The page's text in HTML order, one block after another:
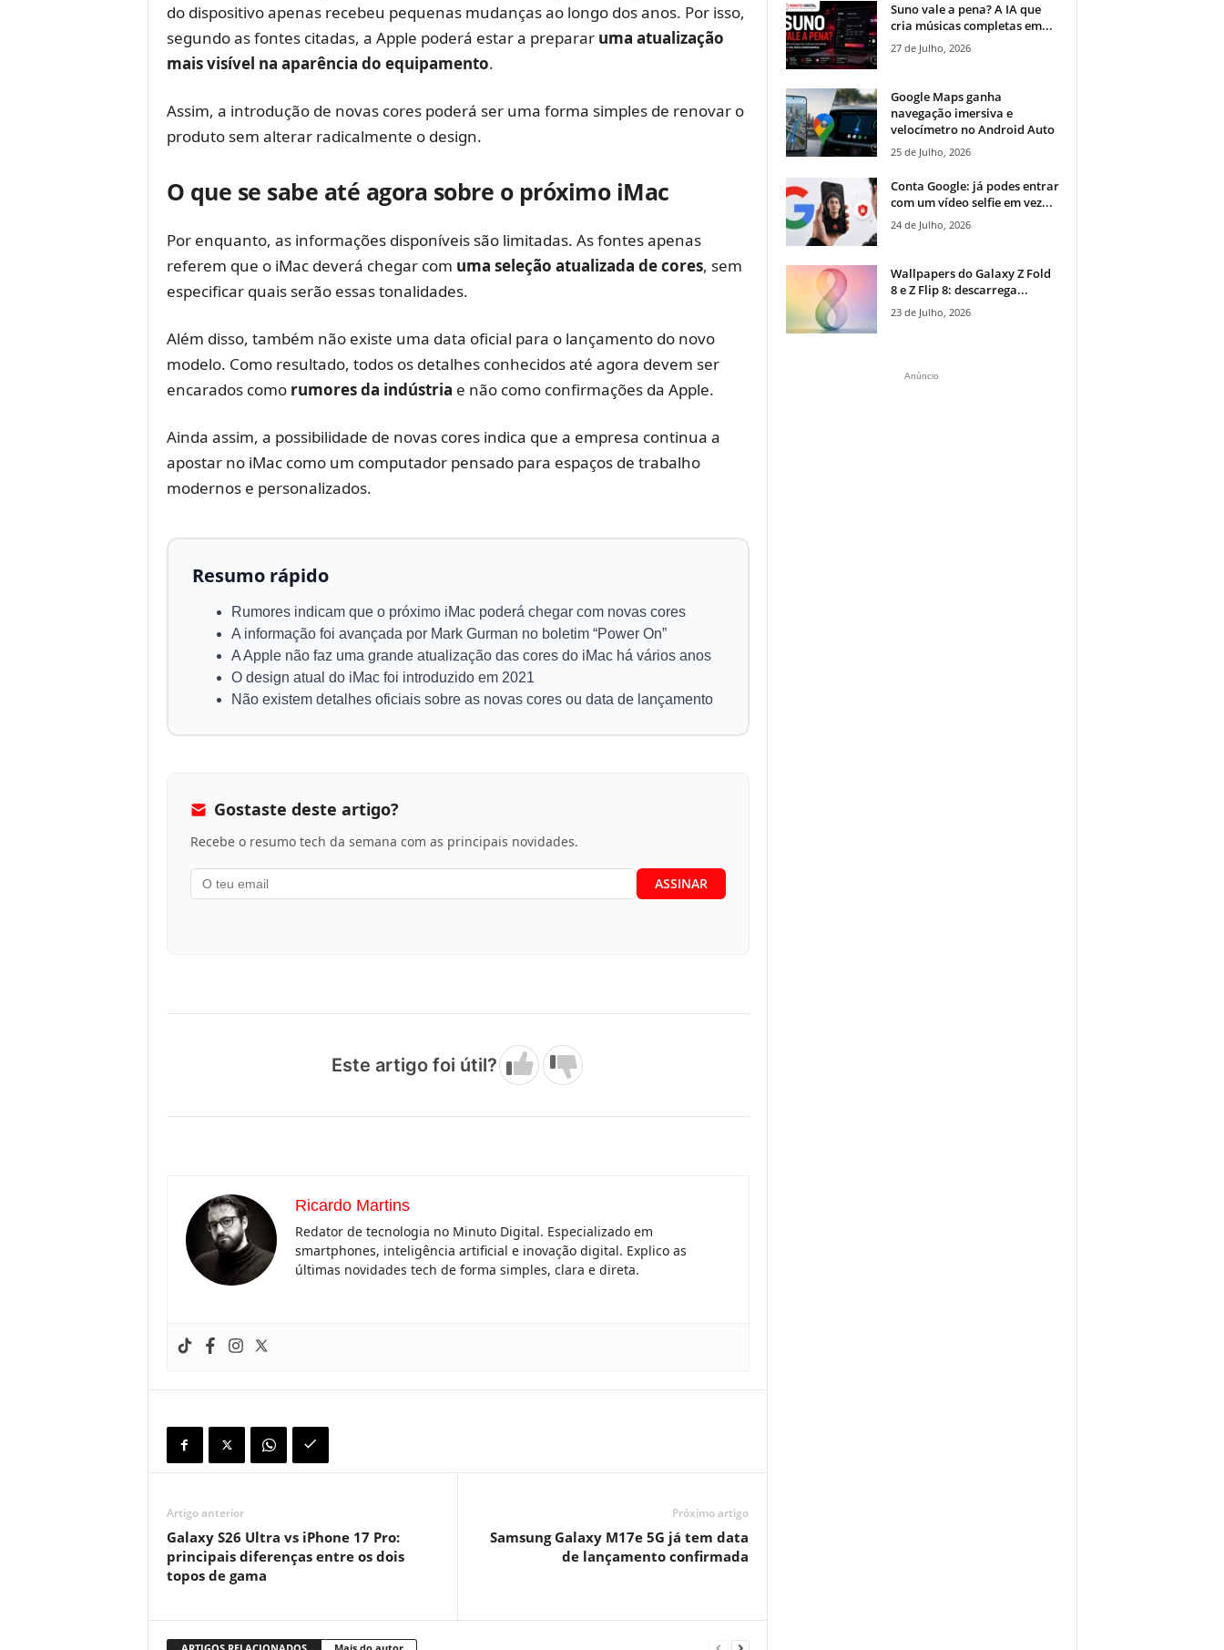
do dispositivo apenas recebeu pequenas mudanças ao longo dos anos. Por isso,
segundo as fontes citadas, a Apple poderá estar a preparar uma atualização
mais visível na aparência do equipamento.
Assim, a introdução de novas cores poderá ser uma forma simples de renovar o
produto sem alterar radicalmente o design.
O que se sabe até agora sobre o próximo iMac
Por enquanto, as informações disponíveis são limitadas. As fontes apenas
referem que o iMac deverá chegar com uma seleção atualizada de cores, sem
especificar quais serão essas tonalidades.
Além disso, também não existe uma data oficial para o lançamento do novo
modelo. Como resultado, todos os detalhes conhecidos até agora devem ser
encarados como rumores da indústria e não como confirmações da Apple.
Ainda assim, a possibilidade de novas cores indica que a empresa continua a
apostar no iMac como um computador pensado para espaços de trabalho
modernos e personalizados.
Resumo rápido
Rumores indicam que o próximo iMac poderá chegar com novas cores
A informação foi avançada por Mark Gurman no boletim “Power On”
A Apple não faz uma grande atualização das cores do iMac há vários anos
O design atual do iMac foi introduzido em 2021
Não existem detalhes oficiais sobre as novas cores ou data de lançamento
Gostaste deste artigo?
Recebe o resumo tech da semana com as principais novidades.
Este artigo foi útil?
Ricardo Martins
Redator de tecnologia no Minuto Digital. Especializado em
smartphones, inteligência artificial e inovação digital. Explico as
últimas novidades tech de forma simples, clara e direta.
Artigo anterior
Galaxy S26 Ultra vs iPhone 17 Pro:
principais diferenças entre os dois
topos de gama
Próximo artigo
Samsung Galaxy M17e 5G já tem data
de lançamento confirmada
Suno vale a pena? A IA que
cria músicas completas em...
27 de Julho, 2026
Google Maps ganha
navegação imersiva e
velocímetro no Android Auto
25 de Julho, 2026
Conta Google: já podes entrar
com um vídeo selfie em vez...
24 de Julho, 2026
Wallpapers do Galaxy Z Fold
8 e Z Flip 8: descarrega...
23 de Julho, 2026
Anúncio